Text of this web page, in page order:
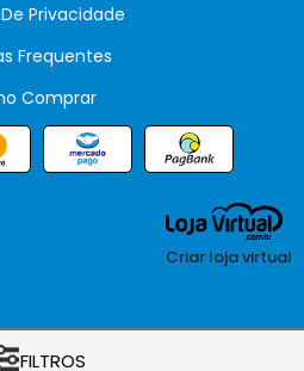
FILTROS
Privacidade
Frequentes
Comprar
Criar loja virtual
2026 - 06.136.978/0001-61 - TODOS